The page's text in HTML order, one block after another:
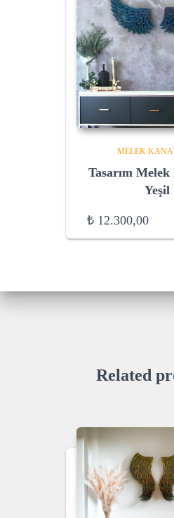
MELEK
Tasarım
Yeşil
₺ 12.300,00
Related